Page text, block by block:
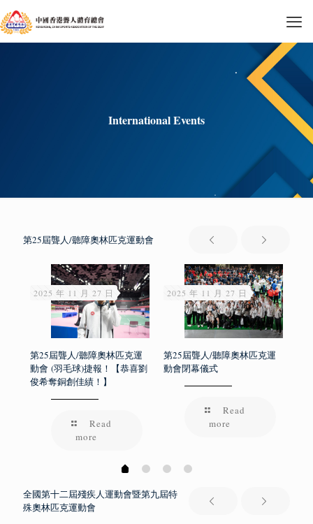
International Events
第25屆聾人/聽障奧林匹克運動會
2025 年 11 月 27 日
第25屆聾人/聽障奧林匹克運
動會 (羽毛球)捷報！【恭喜劉
俊希奪銅創佳績！】
Read
more
2025 年 11 月 27 日
第25屆聾人/聽障奧林匹克運
動會閉幕儀式
Read
more
全國第十二屆殘疾人運動會暨第九屆特
殊奧林匹克運動會